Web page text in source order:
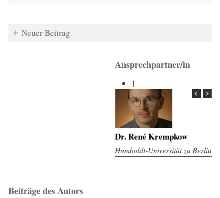
Neuer Beitrag
Ansprechpartner/in
1
Dr. René Krempkow
Humboldt-Universität zu Berlin
Beiträge des Autors